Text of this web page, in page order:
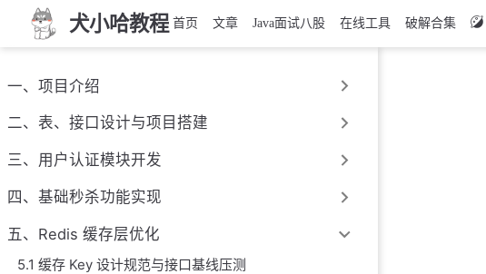
犬小哈教程 首页 文章 Java面试八股 在线工具 破解合集
一、项目介绍
二、表、接口设计与项目搭建
三、用户认证模块开发
四、基础秒杀功能实现
五、Redis 缓存层优化
5.1 缓存 Key 设计规范与接口基线压测